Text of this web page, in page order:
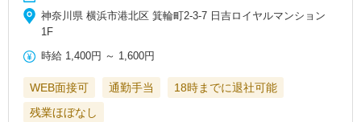
神奈川県 横浜市港北区 箕輪町2‐3-7 日吉ロイヤルマンション
1F
時給 1,400円 ～ 1,600円
WEB面接可 通勤手当
18時までに退社可能
残業ほぼなし